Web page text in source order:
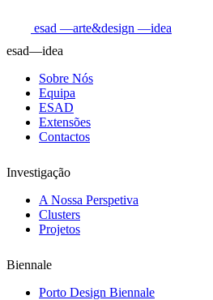
esad —arte&design —idea
esad—idea
Sobre Nós
Equipa
ESAD
Extensões
Contactos
Investigação
A Nossa Perspetiva
Clusters
Projetos
Biennale
Porto Design Biennale